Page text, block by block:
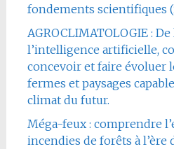
fondements scientifiques
AGROCLIMATOLOGIE :
l’intelligence artificielle,
concevoir et faire évoluer
fermes et paysages
climat du futur.
Méga-feux : comprendre
incendies de forêts à l’ère